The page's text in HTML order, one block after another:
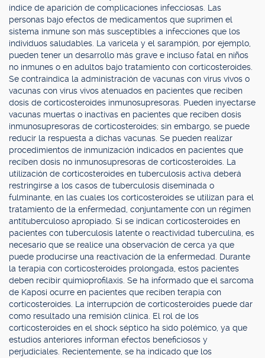
índice de aparición de complicaciones infecciosas. Las
personas bajo efectos de medicamentos que suprimen el
sistema inmune son más susceptibles a infecciones que los
individuos saludables. La varicela y el sarampión, por ejemplo,
pueden tener un desarrollo más grave e incluso fatal en niños
no inmunes o en adultos bajo tratamiento con corticosteroides.
Se contraindica la administración de vacunas con virus vivos o
vacunas con virus vivos atenuados en pacientes que reciben
dosis de corticosteroides inmunosupresoras. Pueden inyectarse
vacunas muertas o inactivas en pacientes que reciben dosis
inmunosupresoras de corticosteroides; sin embargo, se puede
reducir la respuesta a dichas vacunas. Se pueden realizar
procedimientos de inmunización indicados en pacientes que
reciben dosis no inmunosupresoras de corticosteroides. La
utilización de corticosteroides en tuberculosis activa deberá
restringirse a los casos de tuberculosis diseminada o
fulminante, en las cuales los corticosteroides se utilizan para el
tratamiento de la enfermedad, conjuntamente con un régimen
antituberculoso apropiado. Si se indican corticosteroides en
pacientes con tuberculosis latente o reactividad tuberculina, es
necesario que se realice una observación de cerca ya que
puede producirse una reactivación de la enfermedad. Durante
la terapia con corticosteroides prolongada, estos pacientes
deben recibir quimioprofilaxis. Se ha informado que el sarcoma
de Kaposi ocurre en pacientes que reciben terapia con
corticosteroides. La interrupción de corticosteroides puede dar
como resultado una remisión clínica. El rol de los
corticosteroides en el shock séptico ha sido polémico, ya que
estudios anteriores informan efectos beneficiosos y
perjudiciales. Recientemente, se ha indicado que los